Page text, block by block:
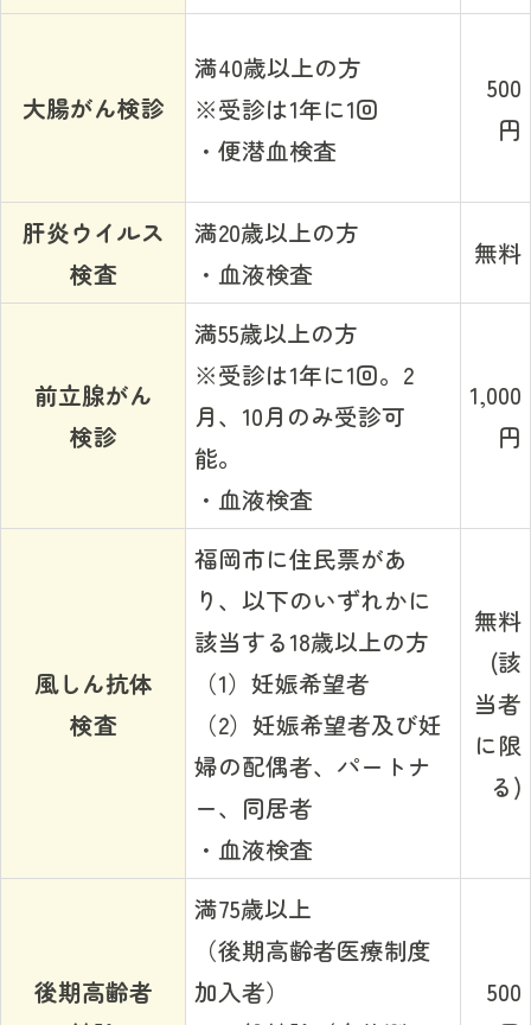
大腸がん検診
満40歳以上の方
※受診は1年に1回
・便潜血検査
500
円
肝炎ウイルス
検査
満20歳以上の方
・血液検査
無料
前立腺がん
検診
満55歳以上の方
※受診は1年に1回。2
月、10月のみ受診可
能。
・血液検査
1,000
円
風しん抗体
検査
福岡市に住民票があ
り、以下のいずれかに
該当する18歳以上の方
（1）妊娠希望者
（2）妊娠希望者及び妊
婦の配偶者、パートナ
ー、同居者
・血液検査
無料
(該
当者
に限
る)
後期高齢者
満75歳以上
（後期高齢者医療制度
加入者）
500